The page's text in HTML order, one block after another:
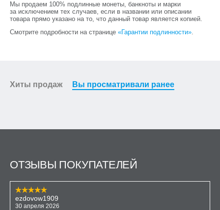
Мы продаем 100% подлинные монеты, банкноты и марки
за исключением тех случаев, если в названии или описании
товара прямо указано на то, что данный товар является копией.
Смотрите подробности на странице «Гарантии подлинности».
Хиты продаж Вы просматривали ранее
ОТЗЫВЫ ПОКУПАТЕЛЕЙ
ezdovow1909
30 апреля 2026